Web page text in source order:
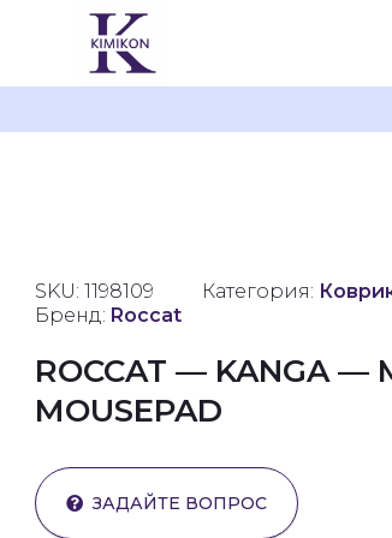
SKU: 1198109 Категория:
Бренд: Roccat
ROCCAT — KANGA —
MOUSEPAD
ЗАДАЙТЕ ВОПРОС